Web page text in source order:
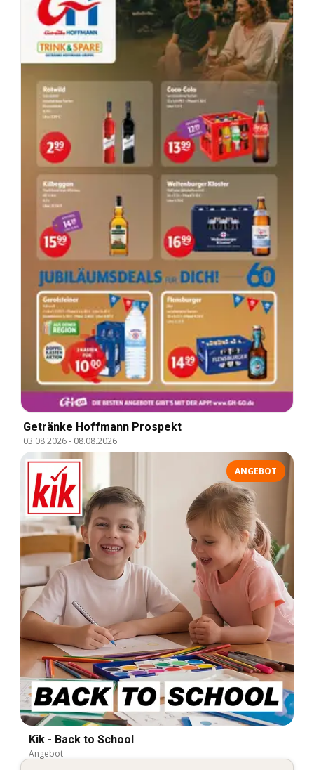
Getränke Hoffmann Prospekt
03.08.2026- 08.08.2026
ANGEBOT
Kik - Back to School
Angebot